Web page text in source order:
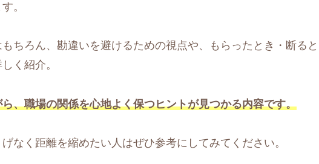
。
ちろん、勘違いを避けるための視点や、もらったとき・断ると
く紹介。
、職場の関係を心地よく保つヒントが見つかる内容です。
なく距離を縮めたい人はぜひ参考にしてみてください。